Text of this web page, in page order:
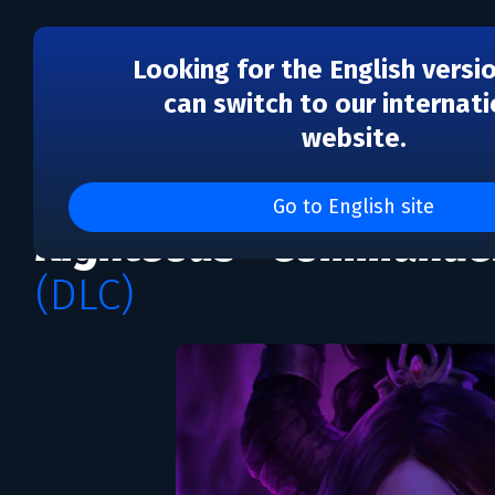
Looking for the English
can switch to our
website.
Go to English site
Pathfinder: Wrath of
Righteous -
(DLC)
DLC